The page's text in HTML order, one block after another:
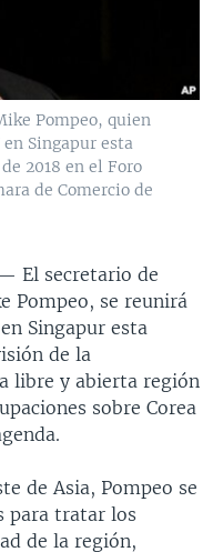
Pompeo, quien
Singapur esta
2018 en el Foro
de Comercio de
— El secretario de
Pompeo, se reunirá
Singapur esta
de la
libre y abierta región
sobre Corea
de Asia, Pompeo se
para tratar los
de la región,